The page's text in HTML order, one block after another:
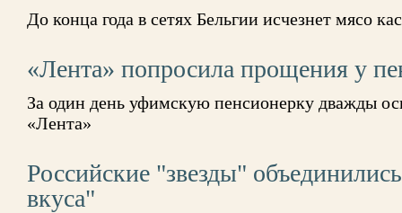
До конца года в сетях Бельгии исчезнет мясо
«Лента» попросила прощения у
За один день уфимскую пенсионерку дважды
«Лента»
Российские "звезды"
вкуса"